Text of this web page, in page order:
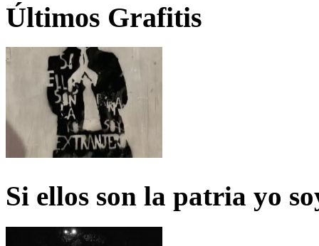
Últimos Grafitis
Si ellos son la patria yo